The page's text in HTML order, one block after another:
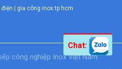
điện | gia công inox tp hcm
công nghiệp Inox Việt Nam
Chat: